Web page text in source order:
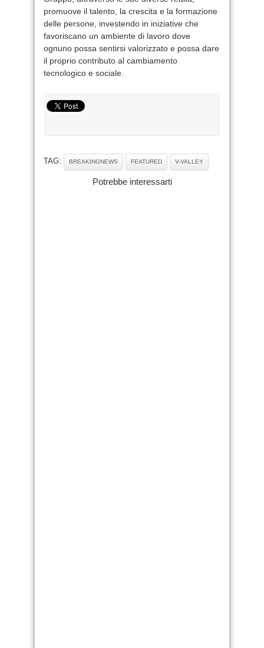
promuove il talento, la crescita e la formazione
delle persone, investendo in iniziative che
favoriscano un ambiente di lavoro dove
ognuno possa sentirsi valorizzato e possa dare
il proprio contributo al cambiamento
tecnologico e sociale.
TAG: BREAKINGNEWS FEATURED V-VALLEY
Potrebbe interessarti